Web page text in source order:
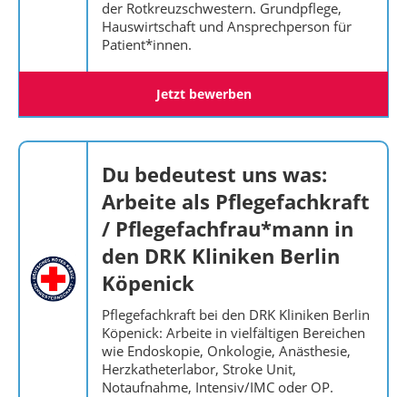
der Rotkreuzschwestern. Grundpflege,
Hauswirtschaft und Ansprechperson für
Patient*innen.
Jetzt bewerben
Du bedeutest uns was:
Arbeite als Pflegefachkraft
/ Pflegefachfrau*mann in
den DRK Kliniken Berlin
Köpenick
Pflegefachkraft bei den DRK Kliniken Berlin
Köpenick: Arbeite in vielfältigen Bereichen
wie Endoskopie, Onkologie, Anästhesie,
Herzkatheterlabor, Stroke Unit,
Notaufnahme, Intensiv/IMC oder OP.